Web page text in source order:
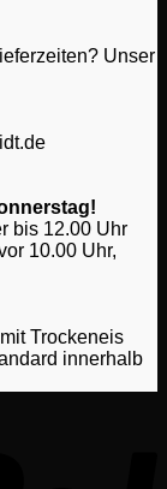
Unser
bis 12.00 Uhr
10.00 Uhr,
Trockeneis
innerhalb